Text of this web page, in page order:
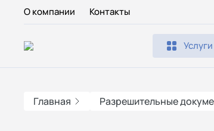
О компании Контакты
Услуги
Главная Разрешительные